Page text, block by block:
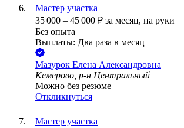
Мастер участка
35 000 – 45 000 ₽ за месяц, на руки
Без опыта
Выплаты: Два раза в месяц
Мазурок Елена Александровна
Кемерово, р-н Центральный
Можно без резюме
Откликнуться
Мастер участка